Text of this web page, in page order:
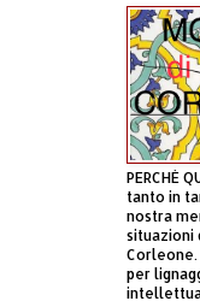
PERCHÈ
tanto in
nostra
situazioni
per